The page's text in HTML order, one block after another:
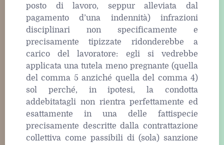
posto di lavoro, seppur alleviata dal
pagamento d’una indennità) infrazioni
disciplinari non specificamente e
precisamente tipizzate ridonderebbe a
carico del lavoratore: egli si vedrebbe
applicata una tutela meno pregnante (quella
del comma 5 anziché quella del comma 4)
sol perché, in ipotesi, la condotta
addebitatagli non rientra perfettamente ed
esattamente in una delle fattispecie
precisamente descritte dalla contrattazione
collettiva come passibili di (sola) sanzione